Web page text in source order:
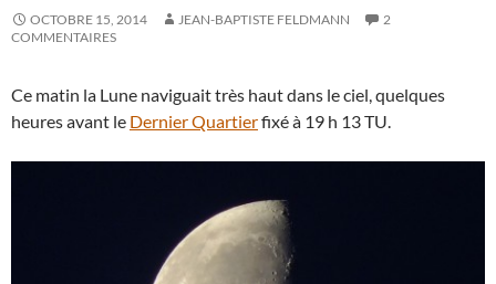
OCTOBRE 15, 2014 JEAN-BAPTISTE FELDMANN
2
COMMENTAIRES
Ce matin la Lune naviguait très haut dans le ciel, quelques
heures avant le Dernier Quartierfixé à 19 h 13 TU.